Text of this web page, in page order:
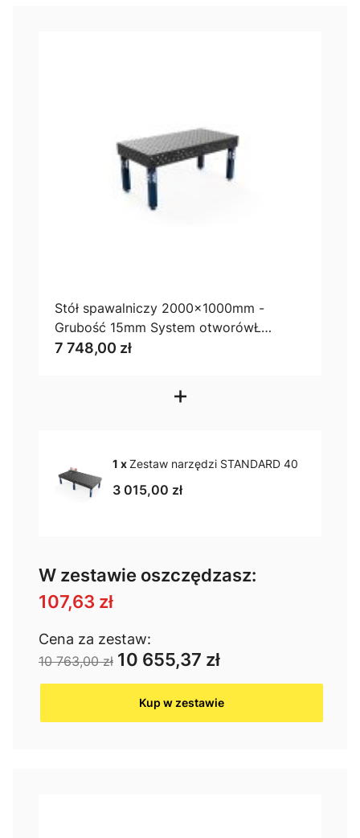
Stół spawalniczy 2000x1000mm -
Grubość 15mm System otworówŁ
Diagonalny
7 748,00 zł
+
1 xZestaw narzędzi STANDARD 40
3 015,00 zł
W zestawie oszczędzasz:
107,63 zł
Cena za zestaw:
10 763,00 zł 10 655,37 zł
Kup w zestawie